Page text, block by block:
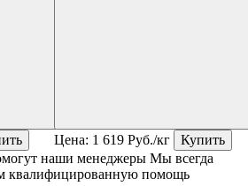
Цена: 1 619 Руб./кг
Купить
наши менеджеры Мы всегда
квалифицированную помощь